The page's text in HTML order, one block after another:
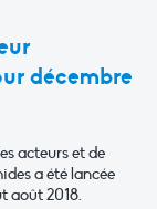
décembre
acteurs et de
a été lancée
août 2018.